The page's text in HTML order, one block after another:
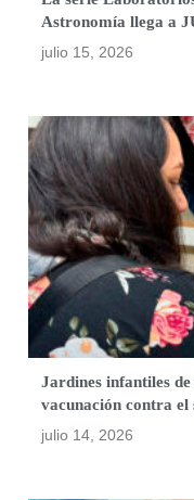
Astronomía llega a
julio 15, 2026
Jardines infantiles
vacunación contra el
julio 14, 2026